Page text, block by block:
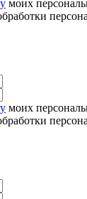
моих
моих